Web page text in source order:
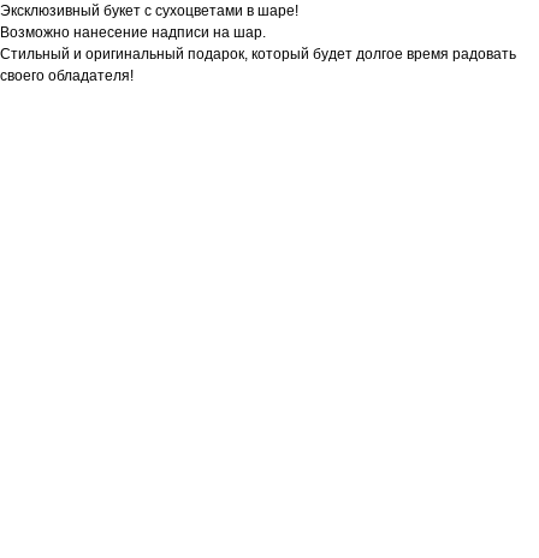
Эксклюзивный букет с сухоцветами в шаре!
Возможно нанесение надписи на шар.
Стильный и оригинальный подарок, который будет долгое время радовать
своего обладателя!